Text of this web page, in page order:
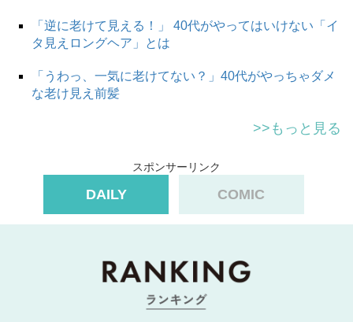
「逆に老けて見える！」 40代がやってはいけない「イ
タ見えロングヘア」とは
「うわっ、一気に老けてない？」40代がやっちゃダメ
な老け見え前髪
>>もっと見る
スポンサーリンク
DAILY COMIC